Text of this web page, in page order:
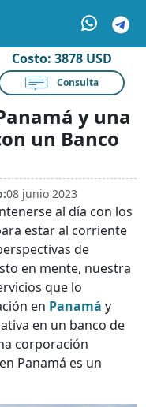
Costo: 3878 USD
Consulta
y una
un Banco
08 junio 2023
al día con los
estar al corriente
de
en mente, nuestra
que lo
en Panamá y
en un banco de
corporación
Panamá es un